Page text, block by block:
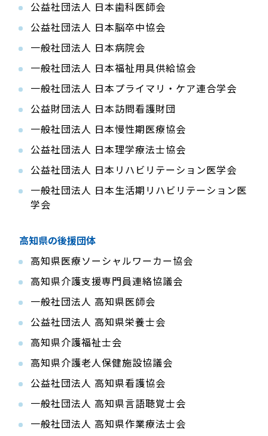
公益社団法人 日本歯科医師会
公益社団法人 日本脳卒中協会
一般社団法人 日本病院会
一般社団法人 日本福祉用具供給協会
一般社団法人 日本プライマリ・ケア連合学会
公益財団法人 日本訪問看護財団
一般社団法人 日本慢性期医療協会
公益社団法人 日本理学療法士協会
公益社団法人 日本リハビリテーション医学会
一般社団法人 日本生活期リハビリテーション医
学会
高知県の後援団体
高知県医療ソーシャルワーカー協会
高知県介護支援専門員連絡協議会
一般社団法人 高知県医師会
公益社団法人 高知県栄養士会
高知県介護福祉士会
高知県介護老人保健施設協議会
公益社団法人 高知県看護協会
一般社団法人 高知県言語聴覚士会
一般社団法人 高知県作業療法士会